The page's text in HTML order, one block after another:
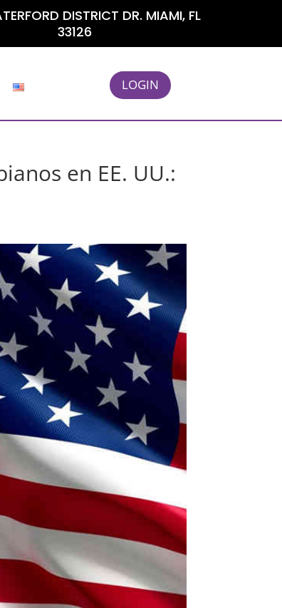
DISTRICT DR. MIAMI, FL
33126
LOGIN
en EE. UU.: